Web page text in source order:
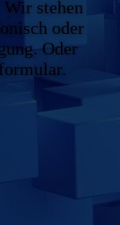
stehen
oder
Oder